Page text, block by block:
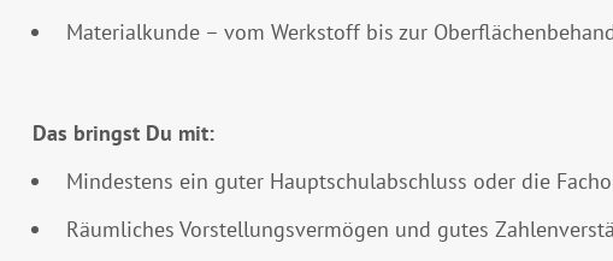
Materialkunde – vom Werkstoff bis zur
Das bringst Du mit:
Mindestens ein guter Hauptschulabschluss oder die
Räumliches Vorstellungsvermögen und gutes